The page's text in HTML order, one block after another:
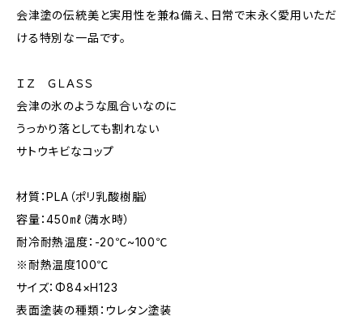
会津塗の伝統美と実用性を兼ね備え、日常で末永く愛用いただ
ける特別な一品です。
ＩＺ ＧＬＡＳＳ
会津の氷のような風合いなのに
うっかり落としても割れない
サトウキビなコップ
材質：PLA（ポリ乳酸樹脂）
容量：450㎖（満水時）
耐冷耐熱温度：-20℃~100℃
※耐熱温度100℃
サイズ：Φ84×H123
表面塗装の種類：ウレタン塗装